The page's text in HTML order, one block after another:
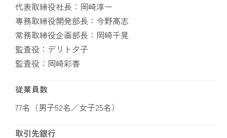
代表取締役社長：岡崎淳一
専務取締役開発部長：今野髙志
常務取締役企画部長：岡崎千晃
監査役：デリト夕子
監査役：岡崎彩香
従業員数
77名（男子52名／女子25名）
取引先銀行